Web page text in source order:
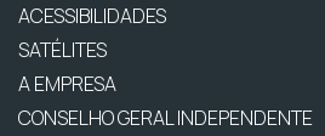
ACESSIBILIDADES
SATÉLITES
A EMPRESA
CONSELHO GERAL INDEPENDENTE